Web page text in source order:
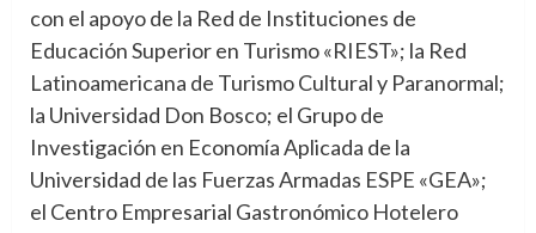
con el apoyo de la Red de Instituciones de
Educación Superior en Turismo «RIEST»; la Red
Latinoamericana de Turismo Cultural y Paranormal;
la Universidad Don Bosco; el Grupo de
Investigación en Economía Aplicada de la
Universidad de las Fuerzas Armadas ESPE «GEA»;
el Centro Empresarial Gastronómico Hotelero